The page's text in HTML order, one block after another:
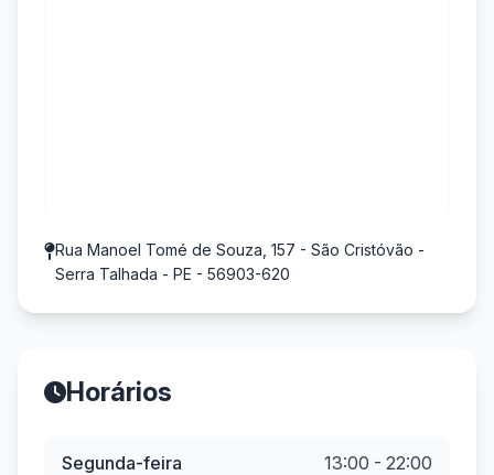
Rua Manoel Tomé de Souza, 157 - São Cristóvão -
Serra Talhada - PE - 56903-620
Horários
Segunda-feira 13:00 - 22:00